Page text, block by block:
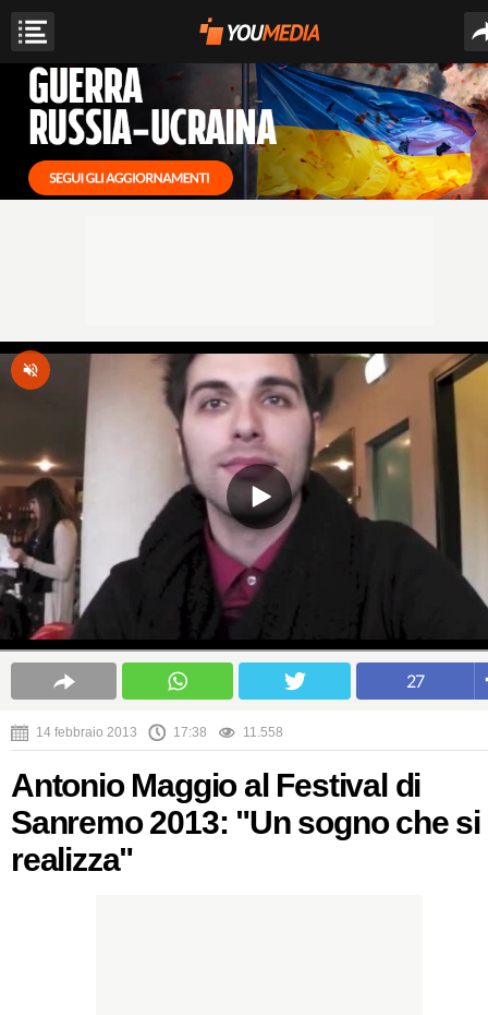
27
14 febbraio 2013 17:38 11.558
Antonio Maggio al Festival di
Sanremo 2013: "Un sogno che si
realizza"